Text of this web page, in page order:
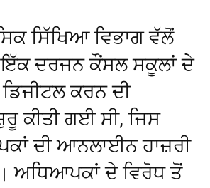
ਸਿੱਖਿਆ ਵਿਭਾਗ ਵੱਲੋਂ
ਇੱਕ ਦਰਜਨ ਕੌਂਸਲ ਸਕੂਲਾਂ ਦੇ
ਕਰਨ ਦੀ
ਕੀਤੀ ਗਈ ਸੀ, ਜਿਸ
ਦੀ ਆਨਲਾਈਨ ਹਾਜ਼ਰੀ
ਅਧਿਆਪਕਾਂ ਦੇ ਵਿਰੋਧ ਤੋਂ